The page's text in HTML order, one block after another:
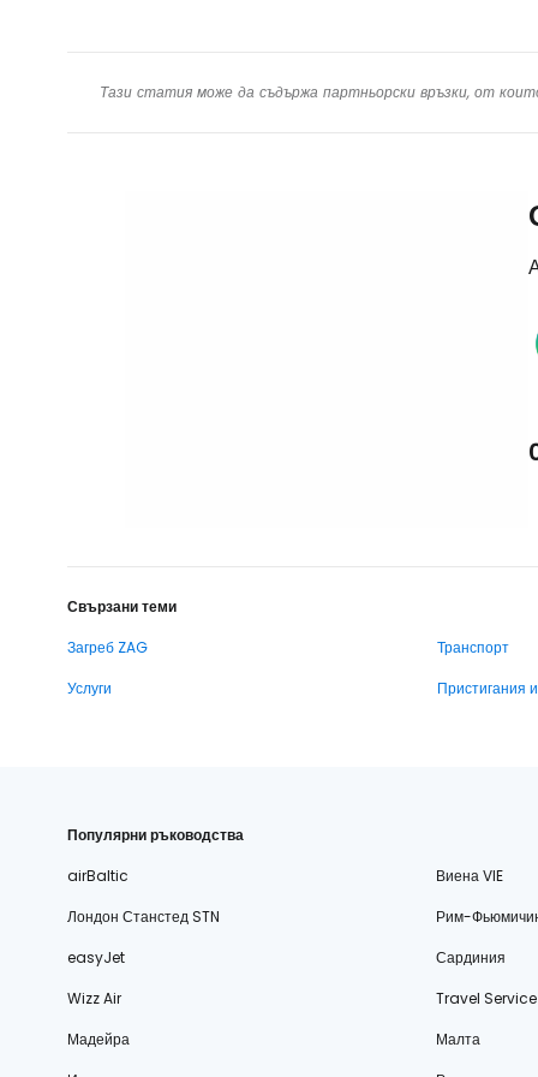
Тази статия може да съдържа партньорски връзки, от
Свързани теми
Загреб ZAG
Транспорт
Услуги
Пристигания
Популярни ръководства
airBaltic
Виена VIE
Лондон Станстед STN
Рим-
easyJet
Сардиния
Wizz Air
Travel Service
Мадейра
Малта